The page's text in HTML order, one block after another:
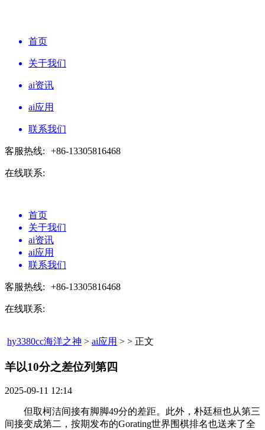
首页
关于我们
ai资讯
ai应用
联系我们
客服热线: +86-13305816468
在线联系:
首页
关于我们
ai资讯
ai应用
联系我们
客服热线: +86-13305816468
在线联系:
hy3380cc海洋之神 > ai应用 > > 正文
羊以10分之差位列第四​
2025-09-11 12:14
但取柯洁间接有脚脚49分的差距。此外，朴廷桓也从第三
间接变成第二，按期发布的Gorating世界围棋排名也送来了全